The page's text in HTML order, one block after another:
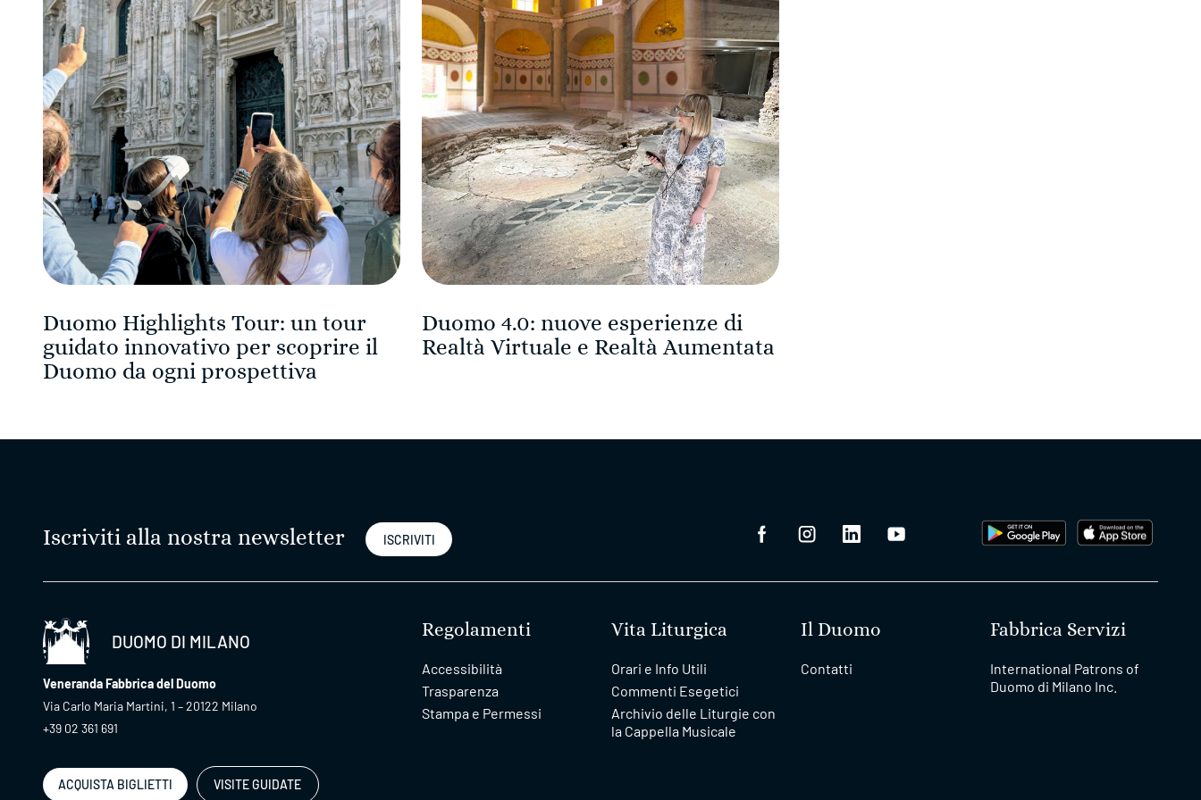
Duomo Highlights Tour: un tour
guidato innovativo per scoprire il
Duomo da ogni prospettiva
Duomo 4.0: nuove esperienze di
Realtà Virtuale e Realtà Aumentata
Iscriviti alla nostra newsletter ISCRIVITI
DUOMO DI MILANO
Veneranda Fabbrica del Duomo
Via Carlo Maria Martini, 1 – 20122 Milano
+39 02 361 691
ACQUISTA BIGLIETTI VISITE GUIDATE
Regolamenti
Accessibilità
Trasparenza
Stampa e Permessi
Vita Liturgica
Orari e Info Utili
Commenti Esegetici
Archivio delle Liturgie con
la Cappella Musicale
Il Duomo
Contatti
Fabbrica Servizi
International Patrons of
Duomo di Milano Inc.